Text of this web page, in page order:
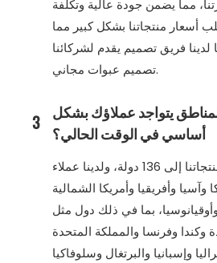
مما يضمن جودة عالية وتكلفة
أسعار منتجاتنا بشكل كبير مما
لدينا فريق تصميم يقدم لشركائنا
تصميم عبوات مجاني.
3 يتواجد عملاؤك بشكل
أساسي في الوقت الحالي؟
يتم حاليًا تصدير منتجاتنا إلى 136 دولة، ولدينا عملاء
وآسيا وأفريقيا وأمريكا الشمالية
وأوقيانوسيا، بما في ذلك دول مثل
وكندا وفرنسا والمملكة المتحدة
وإسبانيا والبرتغال وسلوفاكيا